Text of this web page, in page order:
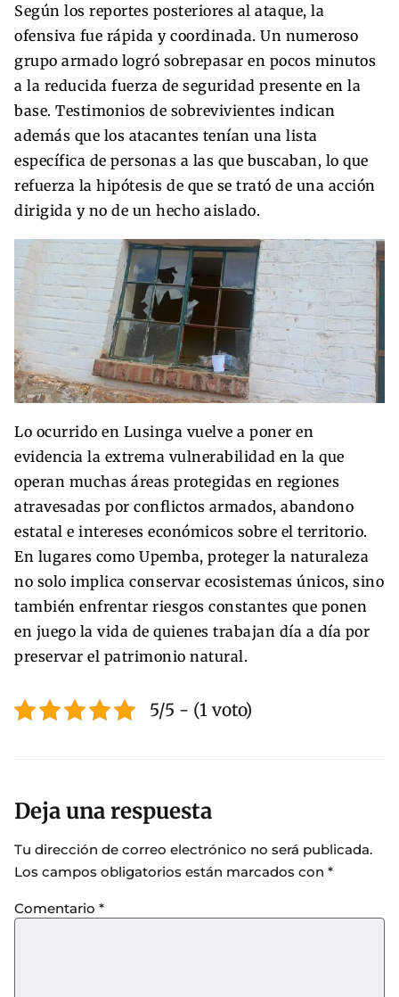
Según los reportes posteriores al ataque, la
ofensiva fue rápida y coordinada. Un numeroso
grupo armado logró sobrepasar en pocos minutos
a la reducida fuerza de seguridad presente en la
base. Testimonios de sobrevivientes indican
además que los atacantes tenían una lista
específica de personas a las que buscaban, lo que
refuerza la hipótesis de que se trató de una acción
dirigida y no de un hecho aislado.
Lo ocurrido en Lusinga vuelve a poner en
evidencia la extrema vulnerabilidad en la que
operan muchas áreas protegidas en regiones
atravesadas por conflictos armados, abandono
estatal e intereses económicos sobre el territorio.
En lugares como Upemba, proteger la naturaleza
no solo implica conservar ecosistemas únicos, sino
también enfrentar riesgos constantes que ponen
en juego la vida de quienes trabajan día a día por
preservar el patrimonio natural.
5/5 - (1 voto)
Deja una respuesta
Tu dirección de correo electrónico no será publicada.
Los campos obligatorios están marcados con *
Comentario *